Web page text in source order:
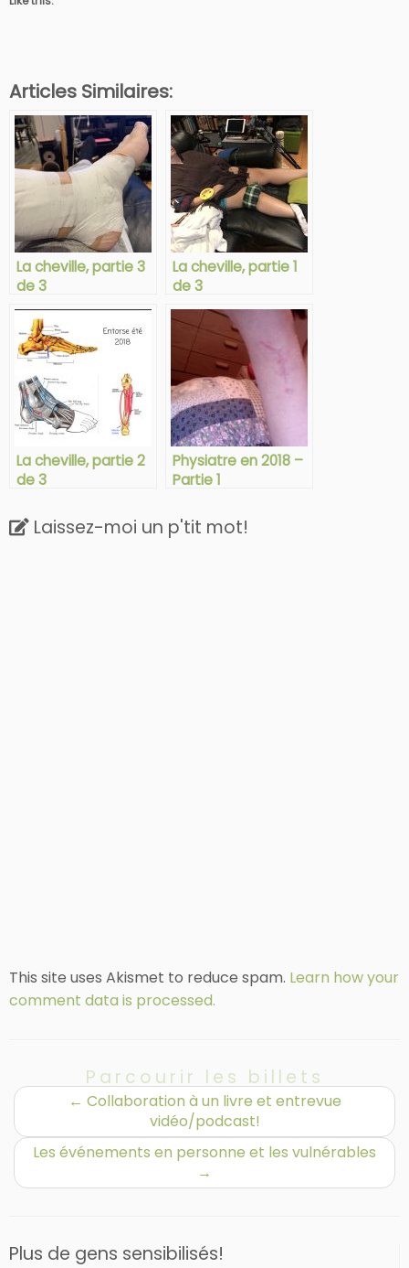
Articles Similaires:
La cheville, partie 3
de 3
La cheville, partie 1
de 3
La cheville, partie 2
de 3
Physiatre en 2018 –
Partie 1
Laissez-moi un p'tit mot!
This site uses Akismet to reduce spam. Learn how your
comment data is processed.
Parcourir les billets
← Collaboration à un livre et entrevue
vidéo/podcast!
Les événements en personne et les vulnérables
→
Plus de gens sensibilisés!